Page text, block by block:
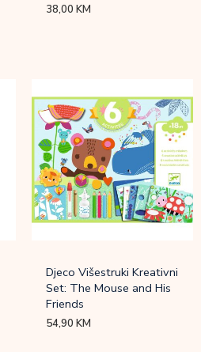
38,00KM
Djeco Višestruki Kreativni
Set: The Mouse and His
Friends
54,90KM